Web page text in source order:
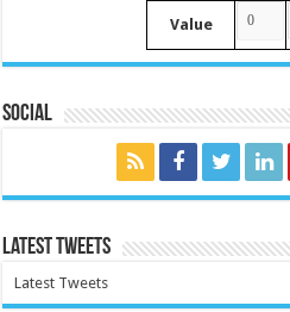
Value
Social
Latest Tweets
Latest Tweets